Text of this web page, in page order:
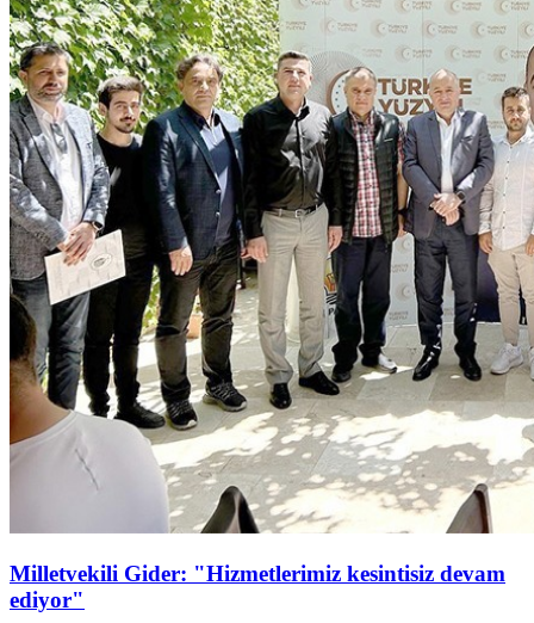
Milletvekili Gider: "Hizmetlerimiz kesintisiz devam
ediyor"